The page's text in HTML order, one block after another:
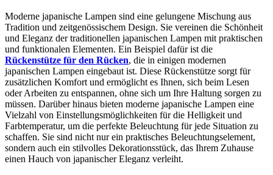
Moderne japanische Lampen sind eine gelungene Mischung aus
Tradition und zeitgenössischem Design. Sie vereinen die Schönheit
und Eleganz der traditionellen japanischen Lampen mit praktischen
und funktionalen Elementen. Ein Beispiel dafür ist die
Rückenstütze für den Rücken, die in einigen modernen
japanischen Lampen eingebaut ist. Diese Rückenstütze sorgt für
zusätzlichen Komfort und ermöglicht es Ihnen, sich beim Lesen
oder Arbeiten zu entspannen, ohne sich um Ihre Haltung sorgen zu
müssen. Darüber hinaus bieten moderne japanische Lampen eine
Vielzahl von Einstellungsmöglichkeiten für die Helligkeit und
Farbtemperatur, um die perfekte Beleuchtung für jede Situation zu
schaffen. Sie sind nicht nur ein praktisches Beleuchtungselement,
sondern auch ein stilvolles Dekorationsstück, das Ihrem Zuhause
einen Hauch von japanischer Eleganz verleiht.